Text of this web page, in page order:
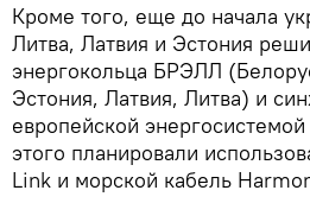
Кроме того, еще до начала
Литва, Латвия и Эстония
энергокольца БРЭЛЛ
Эстония, Латвия, Литва) и
европейской
этого планировали
Link и морской кабель